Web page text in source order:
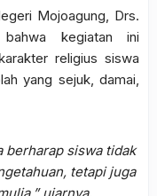
Mojoagung, Drs.
bahwa kegiatan ini
religius siswa
yang sejuk, damai,
berharap siswa tidak
tetapi juga
ujarnya.